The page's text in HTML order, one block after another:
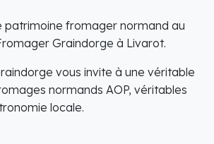
patrimoine fromager normand au
Graindorge à Livarot.
vous invite à une véritable
normands AOP, véritables
locale.
occasion de découvrir le savoir-